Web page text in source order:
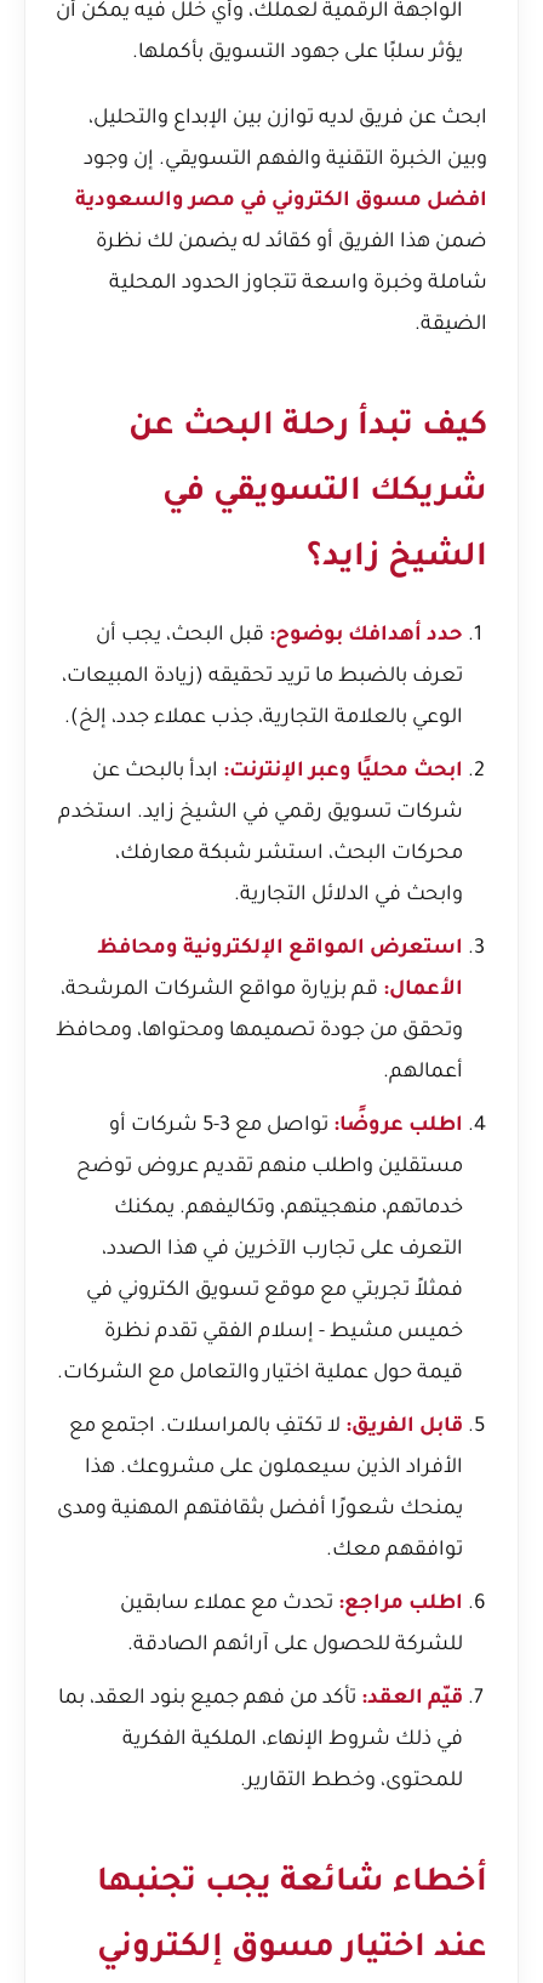
الواجهة الرقمية لعملك، وأي خلل فيه يمكن أن
يؤثر سلبًا على جهود التسويق بأكملها.
ابحث عن فريق لديه توازن بين الإبداع والتحليل،
وبين الخبرة التقنية والفهم التسويقي. إن وجود
افضل مسوق الكتروني في مصر والسعودية
ضمن هذا الفريق أو كقائد له يضمن لك نظرة
شاملة وخبرة واسعة تتجاوز الحدود المحلية
الضيقة.
كيف تبدأ رحلة البحث عن
شريكك التسويقي في
الشيخ زايد؟
حدد أهدافك بوضوح: قبل البحث، يجب أن
تعرف بالضبط ما تريد تحقيقه (زيادة المبيعات،
الوعي بالعلامة التجارية، جذب عملاء جدد، إلخ).
ابحث محليًا وعبر الإنترنت: ابدأ بالبحث عن
شركات تسويق رقمي في الشيخ زايد. استخدم
محركات البحث، استشر شبكة معارفك،
وابحث في الدلائل التجارية.
استعرض المواقع الإلكترونية ومحافظ
الأعمال: قم بزيارة مواقع الشركات المرشحة،
وتحقق من جودة تصميمها ومحتواها، ومحافظ
أعمالهم.
اطلب عروضًا:
تواصل مع 3-5 شركات أو
مستقلين واطلب منهم تقديم عروض توضح
خدماتهم، منهجيتهم، وتكاليفهم. يمكنك
التعرف على تجارب الآخرين في هذا الصدد،
فمثلاً تجربتي مع موقع تسويق الكتروني في
خميس مشيط - إسلام الفقي تقدم نظرة
قيمة حول عملية اختيار والتعامل مع الشركات.
قابل الفريق: لا تكتفِ بالمراسلات. اجتمع مع
الأفراد الذين سيعملون على مشروعك. هذا
يمنحك شعورًا أفضل بثقافتهم المهنية ومدى
توافقهم معك.
اطلب مراجع: تحدث مع عملاء سابقين
للشركة للحصول على آرائهم الصادقة.
قيّم العقد: تأكد من فهم جميع بنود العقد، بما
في ذلك شروط الإنهاء، الملكية الفكرية
للمحتوى، وخطط التقارير.
أخطاء شائعة يجب تجنبها
عند اختيار مسوق إلكتروني